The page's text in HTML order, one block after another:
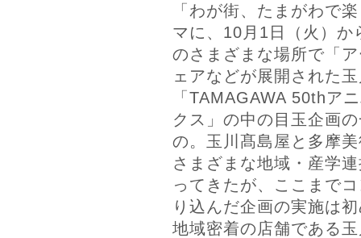
「わが街、たまがわで
マに、10月1日（火）
のさまざまな場所で「
ェアなどが展開された
「TAMAGAWA 50thア
クス」の中の目玉企画
の。玉川髙島屋と多摩
さまざまな地域・産学
ってきたが、ここまで
り込んだ企画の実施は
地域密着の店舗である